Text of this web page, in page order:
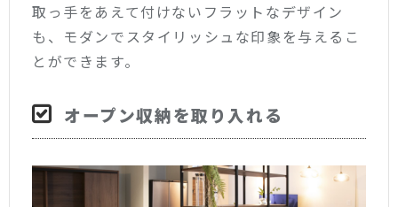
取っ手をあえて付けないフラットなデザイン
も、モダンでスタイリッシュな印象を与えるこ
とができます。
オープン収納を取り入れる